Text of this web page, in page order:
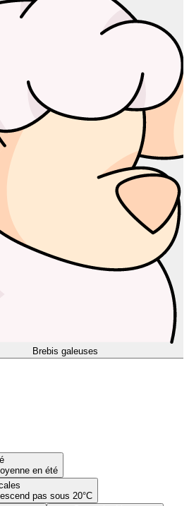
Brebis galeuses
en été
pas sous 20°C